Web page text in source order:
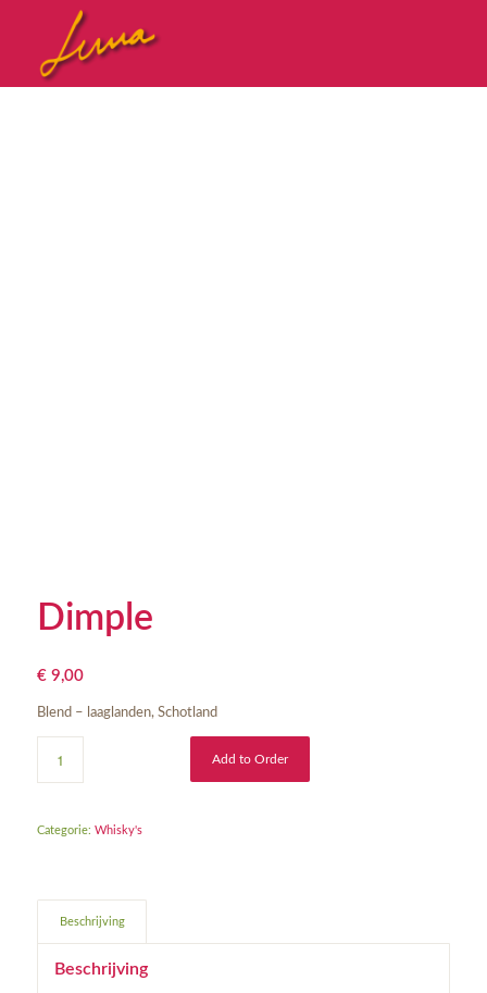
Dimple
€9,00
Blend – laaglanden, Schotland
Add to Order
Categorie: Whisky's
Beschrijving
Beschrijving